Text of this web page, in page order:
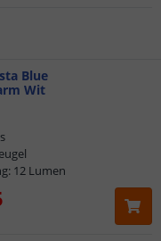
in huis
Blue
Wit
12 Lumen